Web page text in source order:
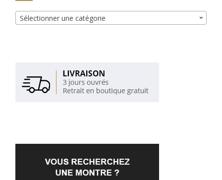
Sélectionner une catégorie